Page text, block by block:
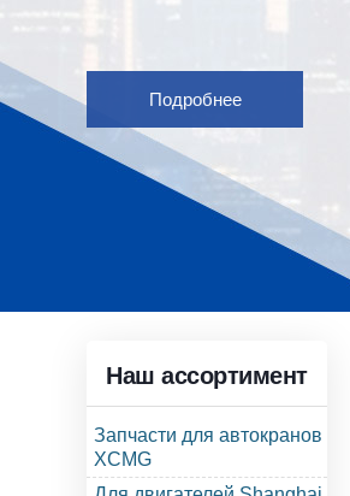
Подробнее
Наш ассортимент
Запчасти для автокранов
XCMG